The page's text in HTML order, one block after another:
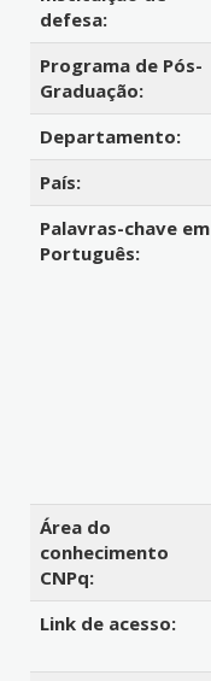
defesa:
Programa de Pós-
Graduação:
Departamento:
País:
Palavras-chave em
Português:
Área do
conhecimento
CNPq:
Link de acesso: